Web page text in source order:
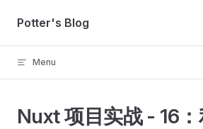
Skip to content
Potter's Blog
Menu
Nuxt 项目实战 - 16：